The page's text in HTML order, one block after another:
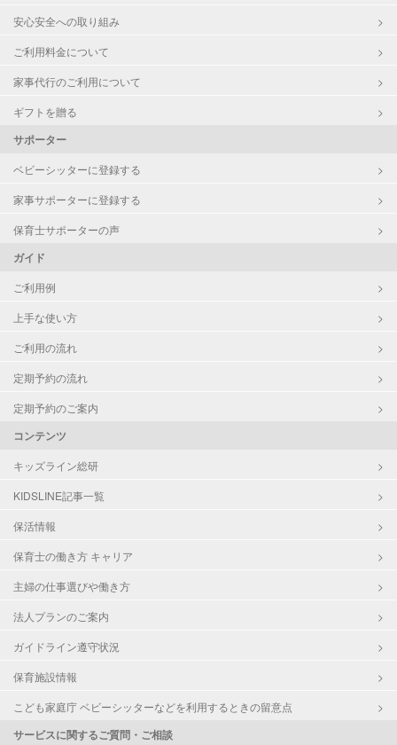
安心安全への取り組み
ご利用料金について
家事代行のご利用について
ギフトを贈る
サポーター
ベビーシッターに登録する
家事サポーターに登録する
保育士サポーターの声
ガイド
ご利用例
上手な使い方
ご利用の流れ
定期予約の流れ
定期予約のご案内
コンテンツ
キッズライン総研
KIDSLINE記事一覧
保活情報
保育士の働き方 キャリア
主婦の仕事選びや働き方
法人プランのご案内
ガイドライン遵守状況
保育施設情報
こども家庭庁 ベビーシッターなどを利用するときの留意点
サービスに関するご質問・ご相談